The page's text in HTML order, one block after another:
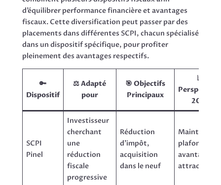
d’équilibrer performance financière et avantages
fiscaux. Cette diversification peut passer par des
placements dans différentes SCPI, chacun spécialisé
dans un dispositif spécifique, pour profiter
pleinement des avantages respectifs.
🔑
Dispositif
⚖️ Adapté
pour
🎯 Objectifs
Principaux
📊
2025
SCPI
Pinel
Investisseur
cherchant
une
réduction
fiscale
progressive
Réduction
d’impôt,
acquisition
dans le neuf
Maintien
plafonds et
avantages
attractifs